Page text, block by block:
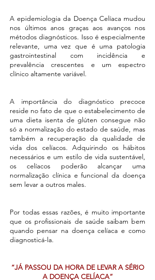
A epidemiologia da Doença Celíaca mudou
nos últimos anos graças aos avanços nos
métodos diagnósticos. Isso é especialmente
relevante, uma vez que é uma patologia
gastrointestinal com incidência e
prevalência crescentes e um espectro
clínico altamente variável.
A importância do diagnóstico precoce
reside no fato de que o estabelecimento de
uma dieta isenta de glúten consegue não
só a normalização do estado de saúde, mas
também a recuperação da qualidade de
vida dos celíacos. Adquirindo os hábitos
necessários e um estilo de vida sustentável,
os celíacos poderão alcançar uma
normalização clínica e funcional da doença
sem levar a outros males.
Por todas essas razões, é muito importante
que os profissionais de saúde saibam bem
quando pensar na doença celíaca e como
diagnosticá-la.
“JÁ PASSOU DA HORA DE LEVAR A SÉRIO
A DOENÇA CELÍACA”